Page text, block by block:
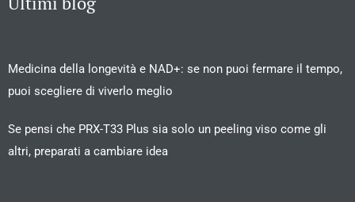
Medicina della longevità e NAD+: se non puoi fermare il tempo,
puoi scegliere di viverlo meglio
Se pensi che PRX-T33 Plus sia solo un peeling viso come gli
altri, preparati a cambiare idea